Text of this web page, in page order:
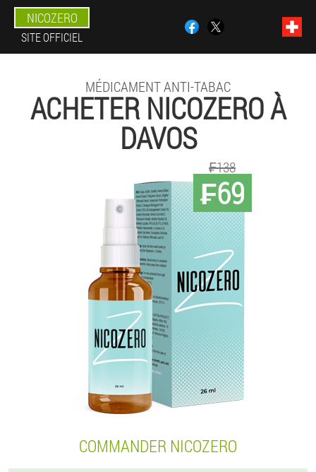
NICOZERO
SITE OFFICIEL
MÉDICAMENT ANTI-TABAC
ACHETER NICOZERO À
DAVOS
₣69
₣138
COMMANDER NICOZERO